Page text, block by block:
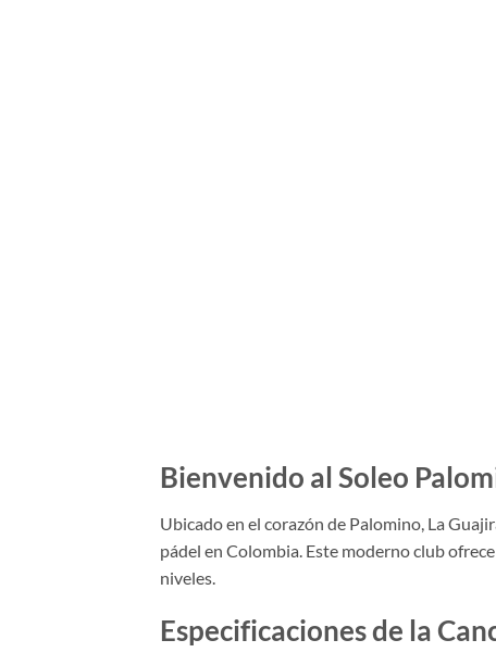
Bienvenido al Soleo
Ubicado en el corazón de Palomino, La
pádel en Colombia. Este moderno club
niveles.
Especificaciones de la